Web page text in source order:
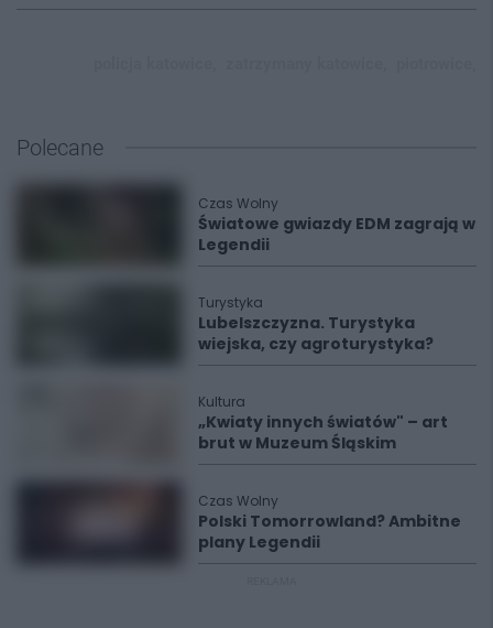
Polecane
Czas Wolny
Światowe gwiazdy EDM zagrają w
Legendii
Turystyka
Lubelszczyzna. Turystyka
wiejska, czy agroturystyka?
Kultura
„Kwiaty innych światów" – art
brut w Muzeum Śląskim
Czas Wolny
Polski Tomorrowland? Ambitne
plany Legendii